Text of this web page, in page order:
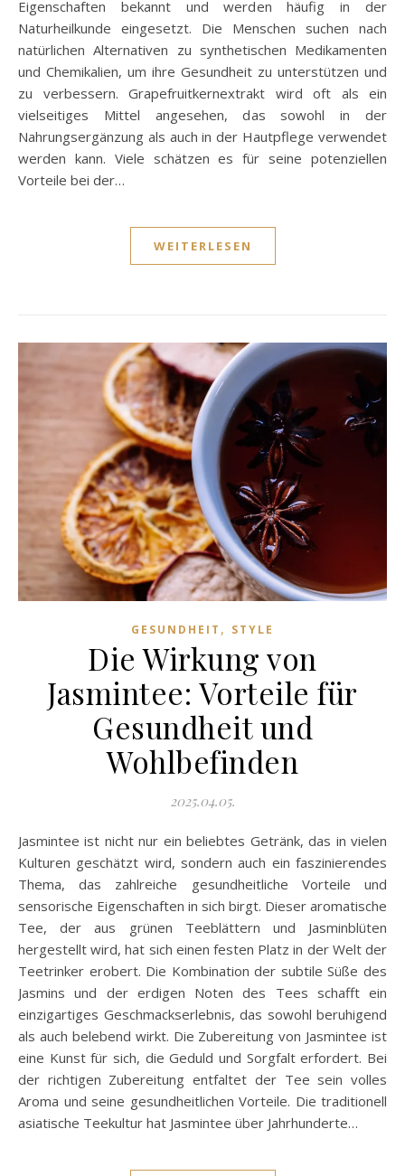
Eigenschaften bekannt und werden häufig in der
Naturheilkunde eingesetzt. Die Menschen suchen nach
natürlichen Alternativen zu synthetischen Medikamenten
und Chemikalien, um ihre Gesundheit zu unterstützen und
zu verbessern. Grapefruitkernextrakt wird oft als ein
vielseitiges Mittel angesehen, das sowohl in der
Nahrungsergänzung als auch in der Hautpflege verwendet
werden kann. Viele schätzen es für seine potenziellen
Vorteile bei der…
WEITERLESEN
GESUNDHEIT , STYLE
Die Wirkung von
Jasmintee: Vorteile für
Gesundheit und
Wohlbefinden
2025.04.05.
Jasmintee ist nicht nur ein beliebtes Getränk, das in vielen
Kulturen geschätzt wird, sondern auch ein faszinierendes
Thema, das zahlreiche gesundheitliche Vorteile und
sensorische Eigenschaften in sich birgt. Dieser aromatische
Tee, der aus grünen Teeblättern und Jasminblüten
hergestellt wird, hat sich einen festen Platz in der Welt der
Teetrinker erobert. Die Kombination der subtile Süße des
Jasmins und der erdigen Noten des Tees schafft ein
einzigartiges Geschmackserlebnis, das sowohl beruhigend
als auch belebend wirkt. Die Zubereitung von Jasmintee ist
eine Kunst für sich, die Geduld und Sorgfalt erfordert. Bei
der richtigen Zubereitung entfaltet der Tee sein volles
Aroma und seine gesundheitlichen Vorteile. Die traditionell
asiatische Teekultur hat Jasmintee über Jahrhunderte…